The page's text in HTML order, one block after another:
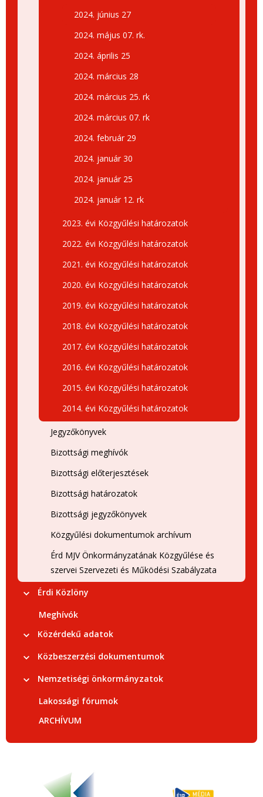
2024. június 27
2024. május 07. rk.
2024. április 25
2024. március 28
2024. március 25. rk
2024. március 07. rk
2024. február 29
2024. január 30
2024. január 25
2024. január 12. rk
2023. évi Közgyűlési határozatok
2022. évi Közgyűlési határozatok
2021. évi Közgyűlési határozatok
2020. évi Közgyűlési határozatok
2019. évi Közgyűlési határozatok
2018. évi Közgyűlési határozatok
2017. évi Közgyűlési határozatok
2016. évi Közgyűlési határozatok
2015. évi Közgyűlési határozatok
2014. évi Közgyűlési határozatok
Jegyzőkönyvek
Bizottsági meghívók
Bizottsági előterjesztések
Bizottsági határozatok
Bizottsági jegyzőkönyvek
Közgyűlési dokumentumok archívum
Érd MJV Önkormányzatának Közgyűlése és
szervei Szervezeti és Működési Szabályzata
Érdi Közlöny
Meghívók
Közérdekű adatok
Közbeszerzési dokumentumok
Nemzetiségi önkormányzatok
Lakossági fórumok
ARCHÍVUM